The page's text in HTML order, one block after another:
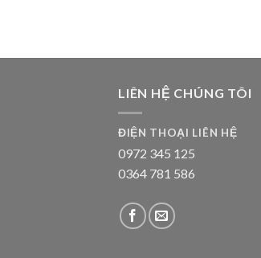
LIÊN HỆ CHÚNG TÔI
ĐIỆN THOẠI LIÊN HỆ
0972 345 125
0364 781 586